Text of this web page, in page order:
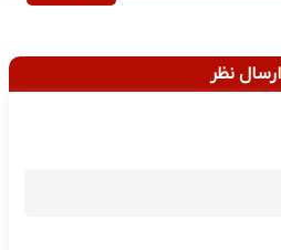
ارسال نظر